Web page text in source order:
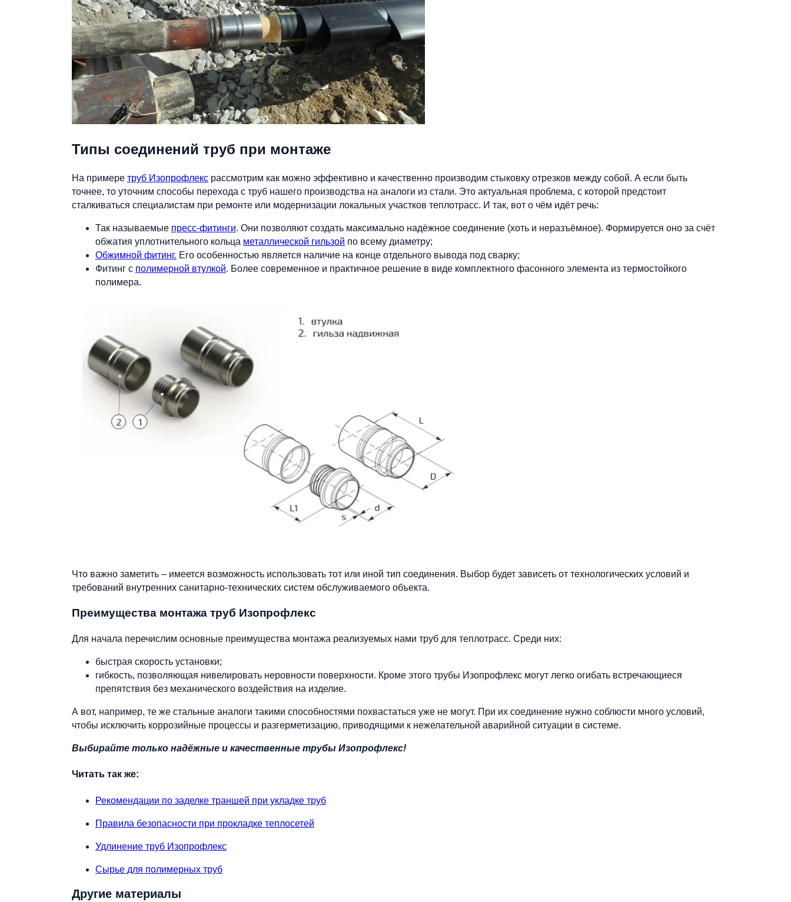
Типы соединений труб при монтаже
На примере труб Изопрофлекс рассмотрим как можно эффективно и качественно производим стыковку отрезков между собой. А если быть
точнее, то уточним способы перехода с труб нашего производства на аналоги из стали. Это актуальная проблема, с которой предстоит
сталкиваться специалистам при ремонте или модернизации локальных участков теплотрасс. И так, вот о чём идёт речь:
Так называемые пресс-фитинги. Они позволяют создать максимально надёжное соединение (хоть и неразъёмное). Формируется оно за счёт
обжатия уплотнительного кольца металлической гильзой по всему диаметру;
Обжимной фитинг. Его особенностью является наличие на конце отдельного вывода под сварку;
Фитинг с полимерной втулкой. Более современное и практичное решение в виде комплектного фасонного элемента из термостойкого
полимера.
Что важно заметить – имеется возможность использовать тот или иной тип соединения. Выбор будет зависеть от технологических условий и
требований внутренних санитарно-технических систем обслуживаемого объекта.
Преимущества монтажа труб Изопрофлекс
Для начала перечислим основные преимущества монтажа реализуемых нами труб для теплотрасс. Среди них:
быстрая скорость установки;
гибкость, позволяющая нивелировать неровности поверхности. Кроме этого трубы Изопрофлекс могут легко огибать встречающиеся
препятствия без механического воздействия на изделие.
А вот, например, те же стальные аналоги такими способностями похвастаться уже не могут. При их соединение нужно соблюсти много условий,
чтобы исключить коррозийные процессы и разгерметизацию, приводящими к нежелательной аварийной ситуации в системе.
Выбирайте только надёжные и качественные трубы Изопрофлекс!
Читать так же:
Рекомендации по заделке траншей при укладке труб
Правила безопасности при прокладке теплосетей
Удлинение труб Изопрофлекс
Сырье для полимерных труб
Другие материалы